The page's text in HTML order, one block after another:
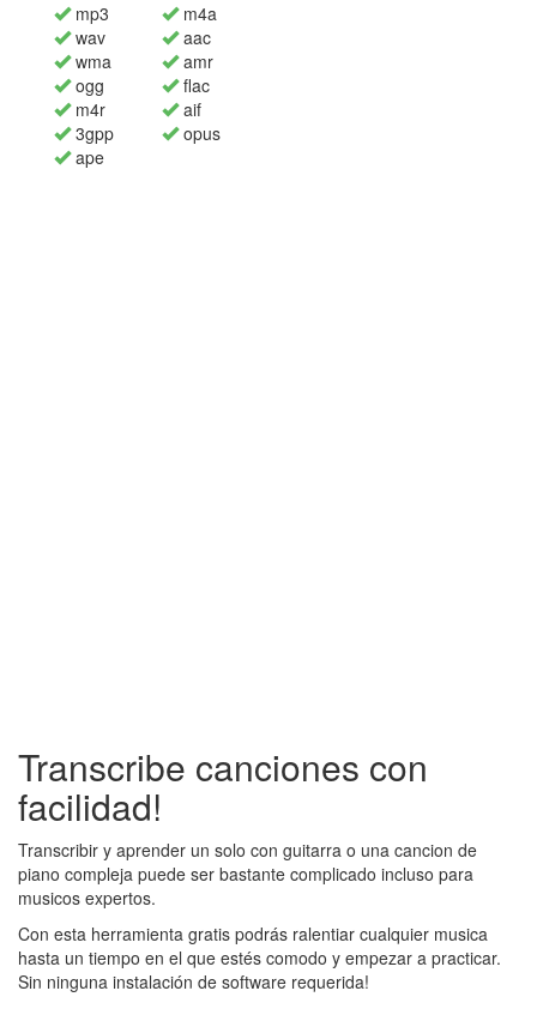
mp3
wav
wma
ogg
m4r
3gpp
ape
m4a
aac
amr
flac
aif
opus
Transcribe canciones con
facilidad!
Transcribir y aprender un solo con guitarra o una cancion de
piano compleja puede ser bastante complicado incluso para
musicos expertos.
Con esta herramienta gratis podrás ralentiar cualquier musica
hasta un tiempo en el que estés comodo y empezar a practicar.
Sin ninguna instalación de software requerida!